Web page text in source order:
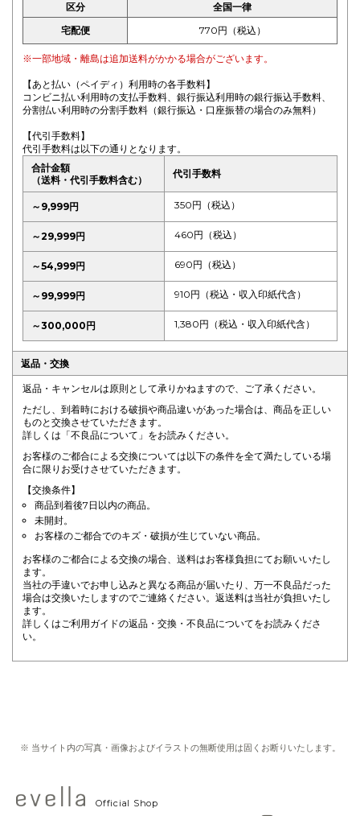
区分
全国一律
宅配便
770円（税込）
※一部地域・離島は追加送料がかかる場合がございます。
【あと払い（ペイディ）利用時の各手数料】
コンビニ払い利用時の支払手数料、銀行振込利用時の銀行振込手数料、
分割払い利用時の分割手数料（銀行振込・口座振替の場合のみ無料）
【代引手数料】
代引手数料は以下の通りとなります。
合計金額
（送料・代引手数料含む）
代引手数料
～9,999円 350円（税込）
～29,999円 460円（税込）
～54,999円 690円（税込）
～99,999円 910円（税込・収入印紙代含）
～300,000円 1,380円（税込・収入印紙代含）
返品・交換
返品・キャンセルは原則として承りかねますので、ご了承ください。
ただし、到着時における破損や商品違いがあった場合は、商品を正しい
ものと交換させていただきます。
詳しくは 「不良品について 」をお読みください。
お客様のご都合による交換については以下の条件を全て満たしている場
合に限りお受けさせていただきます。
【交換条件】
商品到着後7日以内の商品。
未開封。
お客様のご都合でのキズ・破損が生じていない商品。
お客様のご都合による交換の場合、送料はお客様負担にてお願いいたし
ます。
当社の手違いでお申し込みと異なる商品が届いたり、万一不良品だった
場合は交換いたしますのでご連絡ください。返送料は当社が負担いたし
ます。
詳しくはご利用ガイドの返品・交換・不良品についてをお読みくださ
い。
※ 当サイト内の写真・画像およびイラストの無断使用は固くお断りいたします。
Official Shop